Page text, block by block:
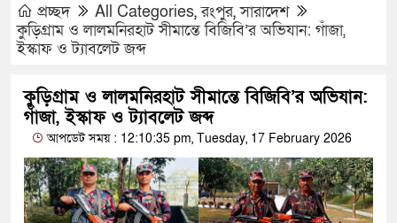
প্রচ্ছদ All Categories,রংপুর,সারাদেশ
কুড়িগ্রাম ও লালমনিরহাট সীমান্তে বিজিবি’র অভিযান: গাঁজা,
ইস্কাফ ও ট্যাবলেট জব্দ
কুড়িগ্রাম ও লালমনিরহাট সীমান্তে বিজিবি’র অভিযান:
গাঁজা, ইস্কাফ ও ট্যাবলেট জব্দ
আপডেট সময় : 12:10:35 pm, Tuesday, 17 February 2026